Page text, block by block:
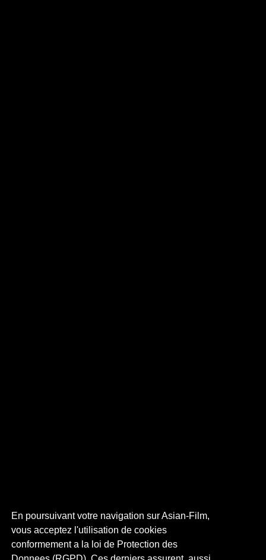
En poursuivant votre navigation sur Asian-Film,
vous acceptez l'utilisation de cookies
conformement a la loi de Protection des